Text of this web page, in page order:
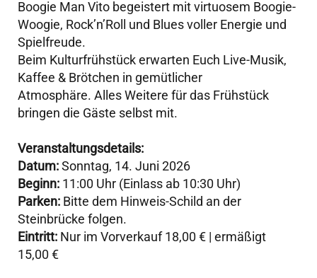
Boogie Man Vito begeistert mit virtuosem Boogie-
Woogie, Rock’n’Roll und Blues voller Energie und
Spielfreude.
Beim Kulturfrühstück erwarten Euch Live-Musik,
Kaffee & Brötchen in gemütlicher
Atmosphäre. Alles Weitere für das Frühstück
bringen die Gäste selbst mit.
Veranstaltungsdetails:
Datum:Sonntag, 14. Juni 2026
Beginn: 11:00 Uhr (Einlass ab 10:30 Uhr)
Parken: Bitte dem Hinweis-Schild an der
Steinbrücke folgen.
Eintritt: Nur im Vorverkauf 18,00 € | ermäßigt
15,00 €